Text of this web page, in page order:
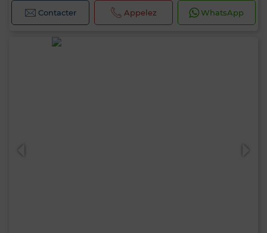
Contacter Appelez WhatsApp